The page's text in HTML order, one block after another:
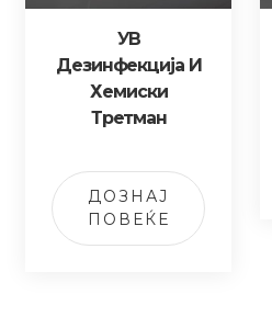
УВ
Дезинфекција И
Хемиски
Третман
ДОЗНАЈ
ПОВЕЌЕ